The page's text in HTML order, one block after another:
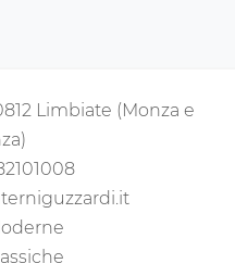
Limbiate (Monza e